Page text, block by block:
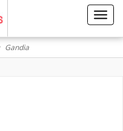
Gandia